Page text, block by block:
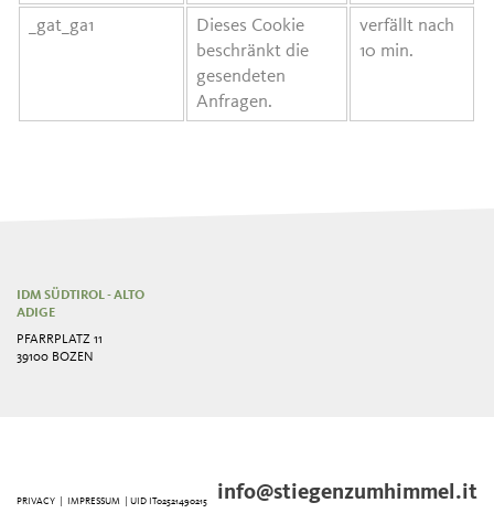
_gat_ga1
Dieses Cookie
beschränkt die
gesendeten
Anfragen.
verfällt nach
10 min.
IDM SÜDTIROL - ALTO
ADIGE
PFARRPLATZ 11
39100 BOZEN
info@stiegenzumhimmel.it
PRIVACY IMPRESSUM | UID IT02521490215